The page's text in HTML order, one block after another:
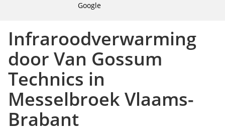
Google
Infraroodverwarming
door Van Gossum
Technics in
Messelbroek Vlaams-
Brabant